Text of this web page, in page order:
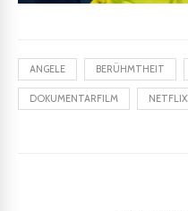
ANGELE BERÜHMTHEIT
DOKUMENTARFILM NETFLIX